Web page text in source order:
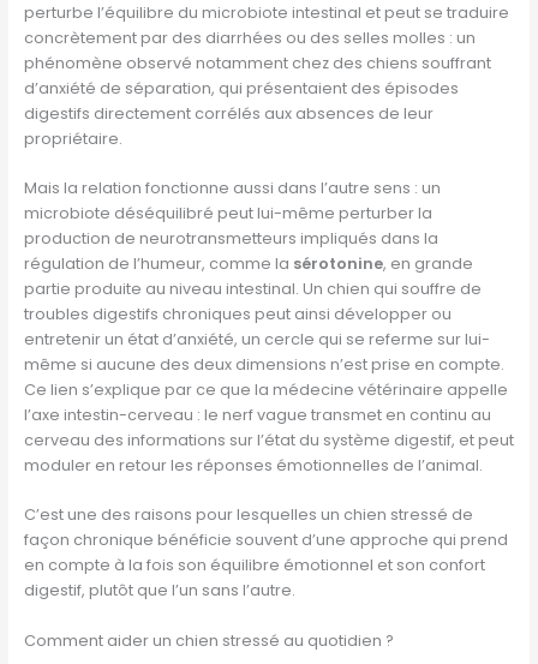
perturbe l’équilibre du microbiote intestinal et peut se traduire
concrètement par des diarrhées ou des selles molles : un
phénomène observé notamment chez des chiens souffrant
d’anxiété de séparation, qui présentaient des épisodes
digestifs directement corrélés aux absences de leur
propriétaire.
Mais la relation fonctionne aussi dans l’autre sens : un
microbiote déséquilibré peut lui-même perturber la
production de neurotransmetteurs impliqués dans la
régulation de l’humeur, comme la sérotonine, en grande
partie produite au niveau intestinal. Un chien qui souffre de
troubles digestifs chroniques peut ainsi développer ou
entretenir un état d’anxiété, un cercle qui se referme sur lui-
même si aucune des deux dimensions n’est prise en compte.
Ce lien s’explique par ce que la médecine vétérinaire appelle
l’axe intestin-cerveau : le nerf vague transmet en continu au
cerveau des informations sur l’état du système digestif, et peut
moduler en retour les réponses émotionnelles de l’animal.
C’est une des raisons pour lesquelles un chien stressé de
façon chronique bénéficie souvent d’une approche qui prend
en compte à la fois son équilibre émotionnel et son confort
digestif, plutôt que l’un sans l’autre.
Comment aider un chien stressé au quotidien ?